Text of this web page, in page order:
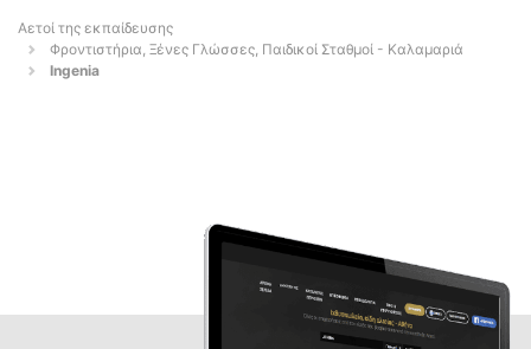
Αετοί της εκπαίδευσης
Φροντιστήρια, Ξένες Γλώσσες, Παιδικοί Σταθμοί - Καλαμαριά
Ingenia